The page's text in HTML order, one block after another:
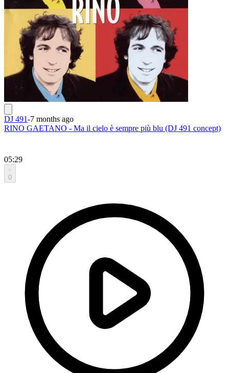
DJ 491-7 months ago
RINO GAETANO - Ma il cielo è sempre più blu (DJ 491 concept)
05:29
0